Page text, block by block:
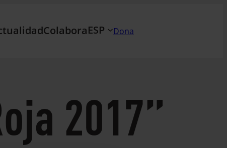
ColaboraESP Dona
2017”